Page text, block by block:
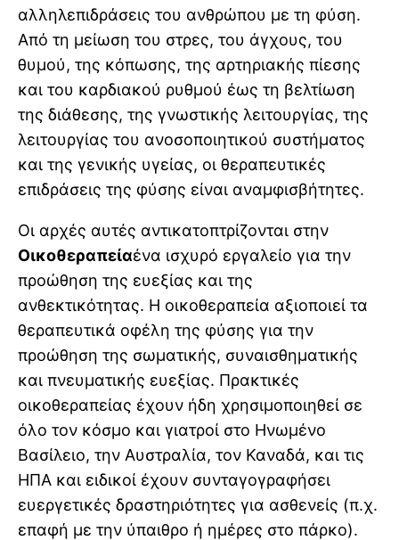
αλληλεπιδράσεις του ανθρώπου με τη φύση.
Από τη μείωση του στρες, του άγχους, του
θυμού, της κόπωσης, της αρτηριακής πίεσης
και του καρδιακού ρυθμού έως τη βελτίωση
της διάθεσης, της γνωστικής λειτουργίας, της
λειτουργίας του ανοσοποιητικού συστήματος
και της γενικής υγείας, οι θεραπευτικές
επιδράσεις της φύσης είναι αναμφισβήτητες.
Οι αρχές αυτές αντικατοπτρίζονται στην
Οικοθεραπείαένα ισχυρό εργαλείο για την
προώθηση της ευεξίας και της
ανθεκτικότητας. Η οικοθεραπεία αξιοποιεί τα
θεραπευτικά οφέλη της φύσης για την
προώθηση της σωματικής, συναισθηματικής
και πνευματικής ευεξίας. Πρακτικές
οικοθεραπείας έχουν ήδη χρησιμοποιηθεί σε
όλο τον κόσμο και γιατροί στο Ηνωμένο
Βασίλειο, την Αυστραλία, τον Καναδά, και τις
ΗΠΑ και ειδικοί έχουν συνταγογραφήσει
ευεργετικές δραστηριότητες για ασθενείς (π.χ.
επαφή με την ύπαιθρο ή ημέρες στο πάρκο).